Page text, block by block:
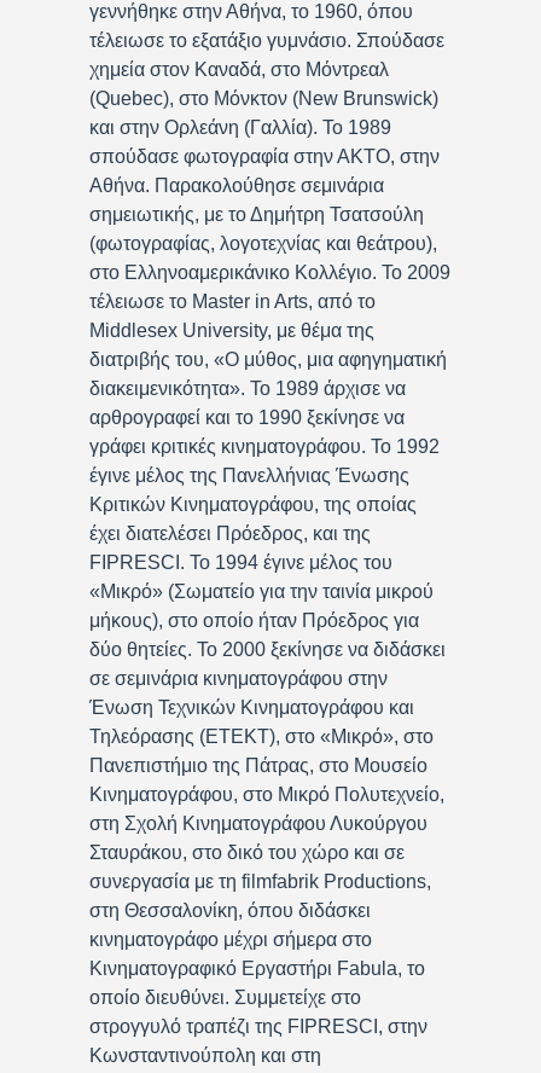
γεννήθηκε στην Αθήνα, το 1960, όπου
τέλειωσε το εξατάξιο γυμνάσιο. Σπούδασε
χημεία στον Καναδά, στο Μόντρεαλ
(Quebec), στο Μόνκτον (New Brunswick)
και στην Ορλεάνη (Γαλλία). Το 1989
σπούδασε φωτογραφία στην ΑΚΤΟ, στην
Αθήνα. Παρακολούθησε σεμινάρια
σημειωτικής, με το Δημήτρη Τσατσούλη
(φωτογραφίας, λογοτεχνίας και θεάτρου),
στο Ελληνοαμερικάνικο Κολλέγιο. Το 2009
τέλειωσε το Master in Arts, από το
Middlesex University, με θέμα της
διατριβής του, «Ο μύθος, μια αφηγηματική
διακειμενικότητα». Το 1989 άρχισε να
αρθρογραφεί και το 1990 ξεκίνησε να
γράφει κριτικές κινηματογράφου. Το 1992
έγινε μέλος της Πανελλήνιας Ένωσης
Κριτικών Κινηματογράφου, της οποίας
έχει διατελέσει Πρόεδρος, και της
FIPRESCI. Το 1994 έγινε μέλος του
«Μικρό» (Σωματείο για την ταινία μικρού
μήκους), στο οποίο ήταν Πρόεδρος για
δύο θητείες. Το 2000 ξεκίνησε να διδάσκει
σε σεμινάρια κινηματογράφου στην
Ένωση Τεχνικών Κινηματογράφου και
Τηλεόρασης (ΕΤΕΚΤ), στο «Μικρό», στο
Πανεπιστήμιο της Πάτρας, στο Μουσείο
Κινηματογράφου, στο Μικρό Πολυτεχνείο,
στη Σχολή Κινηματογράφου Λυκούργου
Σταυράκου, στο δικό του χώρο και σε
συνεργασία με τη filmfabrik Productions,
στη Θεσσαλονίκη, όπου διδάσκει
κινηματογράφο μέχρι σήμερα στο
Κινηματογραφικό Εργαστήρι Fabula, το
οποίο διευθύνει. Συμμετείχε στο
στρογγυλό τραπέζι της FIPRESCI, στην
Κωνσταντινούπολη και στη